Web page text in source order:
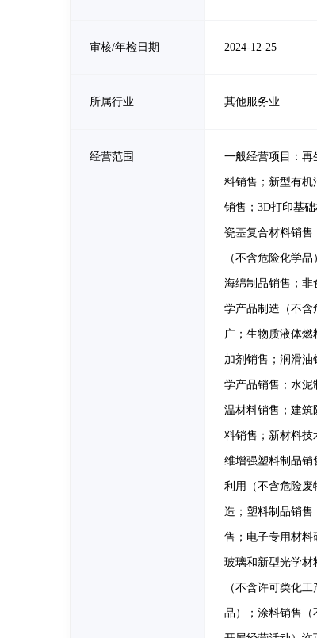
审核/年检日期 2024-12-25
所属行业 其他服务业
经营范围 一般经营项目：再
料销售；新型有机
销售；3D打印基
瓷基复合材料销售
（不含危险化学
海绵制品销售；非
学产品制造（不含
广；生物质液体
加剂销售；润滑
学产品销售；水泥
温材料销售；建筑
料销售；新材料技
维增强塑料制品销
利用（不含危险废
造；塑料制品销售
售；电子专用材料
玻璃和新型光学材
（不含许可类化
品）；涂料销售（